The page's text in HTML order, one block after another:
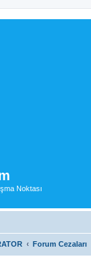
Noktası
Forum Cezaları